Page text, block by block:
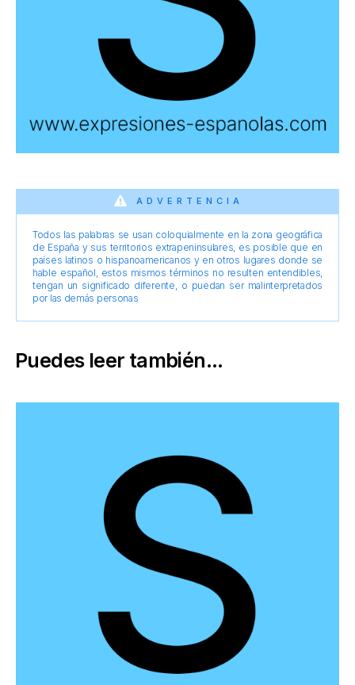
ADVERTENCIA
Todos las palabras se usan coloquialmente en la zona geográfica
de España y sus territorios extrapeninsulares, es posible que en
países latinos o hispanoamericanos y en otros lugares donde se
hable español, estos mismos términos no resulten entendibles,
tengan un significado diferente, o puedan ser malinterpretados
por las demás personas
Puedes leer también...